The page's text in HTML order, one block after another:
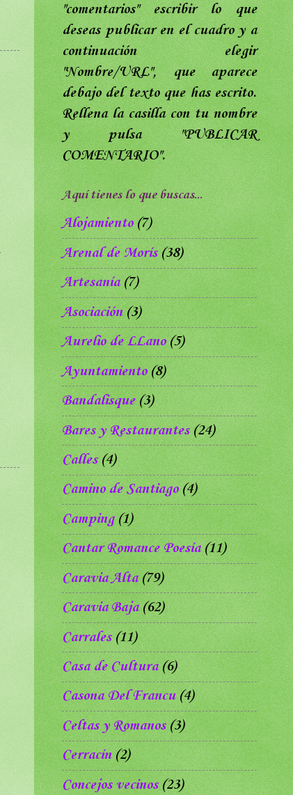
"comentarios"escribir lo que
deseas publicar en el cuadro y a
continuación elegir
"Nombre/URL",que aparece
debajo del texto que has escrito.
Rellena la casilla con tu nombre
y pulsa"PUBLICAR
COMENTARIO".
Aquí tienes lo que buscas...
Alojamiento (7)
Arenal de Morís (38)
Artesanía (7)
Asociación (3)
Aurelio de LLano (5)
Ayuntamiento (8)
Bandalisque (3)
Bares y Restaurantes (24)
Calles (4)
Camino de Santiago (4)
Camping (1)
Cantar Romance Poesía (11)
Caravia Alta (79)
Caravia Baja (62)
Carrales (11)
Casa de Cultura (6)
Casona Del Francu (4)
Celtas y Romanos (3)
Cerracín (2)
Concejos vecinos (23)